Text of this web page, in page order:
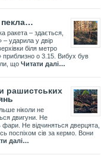
пекла…
ракета – здається,
– ударила у двір
біля метро
приблизно о 3.15. Вибух був
що Читати далі…
рашистських
ніколи не
двигуни. Не
фари. Не відчиняться дверцята,
поспіхом сів за кермо. Вони
далі…